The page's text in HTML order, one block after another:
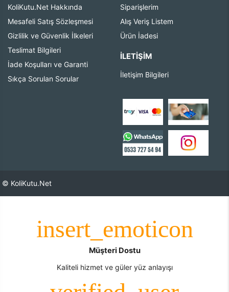
KoliKutu.Net Hakkında
Mesafeli Satış Sözleşmesi
Gizlilik ve Güvenlik İlkeleri
Teslimat Bilgileri
İade Koşulları ve Garanti
Sıkça Sorulan Sorular
Siparişlerim
Alış Veriş Listem
Ürün İadesi
İLETIŞIM
İletişim Bilgileri
© KoliKutu.Net
Müşteri Dostu
Kaliteli hizmet ve güler yüz anlayışı